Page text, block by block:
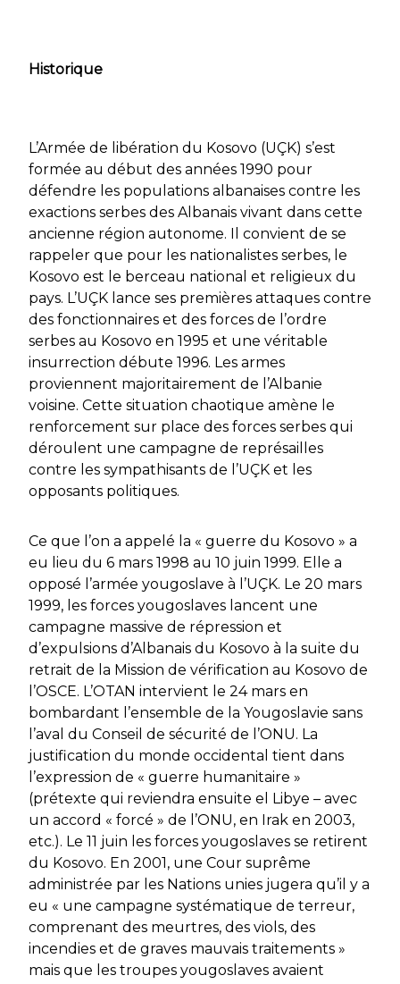
Historique
L’Armée de libération du Kosovo (UÇK) s’est
formée au début des années 1990 pour
défendre les populations albanaises contre les
exactions serbes des Albanais vivant dans cette
ancienne région autonome. Il convient de se
rappeler que pour les nationalistes serbes, le
Kosovo est le berceau national et religieux du
pays. L’UÇK lance ses premières attaques contre
des fonctionnaires et des forces de l’ordre
serbes au Kosovo en 1995 et une véritable
insurrection débute 1996. Les armes
proviennent majoritairement de l’Albanie
voisine. Cette situation chaotique amène le
renforcement sur place des forces serbes qui
déroulent une campagne de représailles
contre les sympathisants de l’UÇK et les
opposants politiques.
Ce que l’on a appelé la « guerre du Kosovo » a
eu lieu du 6 mars 1998 au 10 juin 1999. Elle a
opposé l’armée yougoslave à l’UÇK. Le 20 mars
1999, les forces yougoslaves lancent une
campagne massive de répression et
d’expulsions d’Albanais du Kosovo à la suite du
retrait de la Mission de vérification au Kosovo de
l’OSCE. L’OTAN intervient le 24 mars en
bombardant l’ensemble de la Yougoslavie sans
l’aval du Conseil de sécurité de l’ONU. La
justification du monde occidental tient dans
l’expression de « guerre humanitaire »
(prétexte qui reviendra ensuite el Libye – avec
un accord « forcé » de l’ONU, en Irak en 2003,
etc.). Le 11 juin les forces yougoslaves se retirent
du Kosovo. En 2001, une Cour suprême
administrée par les Nations unies jugera qu’il y a
eu « une campagne systématique de terreur,
comprenant des meurtres, des viols, des
incendies et de graves mauvais traitements »
mais que les troupes yougoslaves avaient